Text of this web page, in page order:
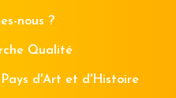
nous ?
Qualité
d'Art et d'Histoire